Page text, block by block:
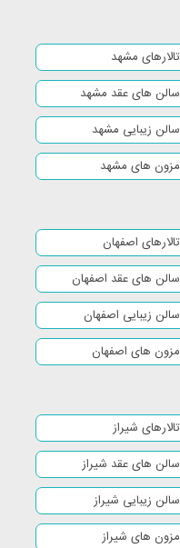
ماهدشت
پارس‌ آباد مشگین‌ شهر
برازجان بندر گناوه
جم بندر دیلم
بروجن لردگان
هفشجان مراغه
آذرشهر اشنویه
سردرود ملکان
بستان‌ آباد هشترود
تالارهای مشهد
سالن های عقد مشهد
سالن زیبایی مشهد
مزون های مشهد
تالارهای اصفهان
سالن های عقد اصفهان
سالن زیبایی اصفهان
مزون های اصفهان
تالارهای شیراز
سالن های عقد شیراز
سالن زیبایی شیراز
مزون های شیراز